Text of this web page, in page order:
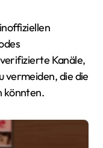
Kanäle,
vermeiden, die die
könnten.